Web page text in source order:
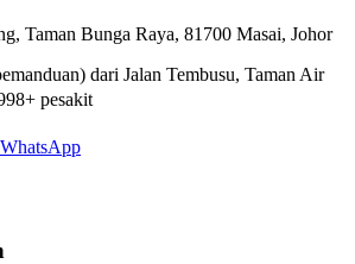
Taman Bunga Raya, 81700 Masai, Johor
dari Jalan Tembusu, Taman Air
pesakit